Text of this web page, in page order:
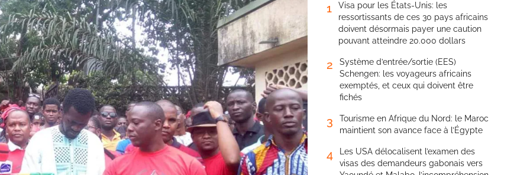
1
Visa pour les États-Unis: les
ressortissants de ces 30 pays africains
doivent désormais payer une caution
pouvant atteindre 20.000 dollars
2
Système d’entrée/sortie (EES)
Schengen: les voyageurs africains
exemptés, et ceux qui doivent être
fichés
3
Tourisme en Afrique du Nord: le Maroc
maintient son avance face à l’Égypte
4
Les USA délocalisent l’examen des
visas des demandeurs gabonais vers